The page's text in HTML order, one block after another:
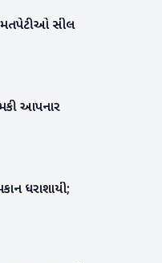
મતપેટીઓ સીલ
આપનાર
ધરાશાયી;